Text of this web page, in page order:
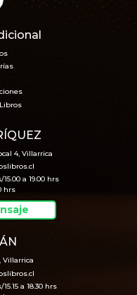
4, Villarrica
a 19.00 hrs
hrs
Villarrica
a 18.30 hrs